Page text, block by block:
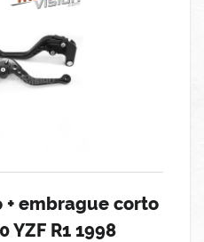
+ embrague corto
YZF R1 1998